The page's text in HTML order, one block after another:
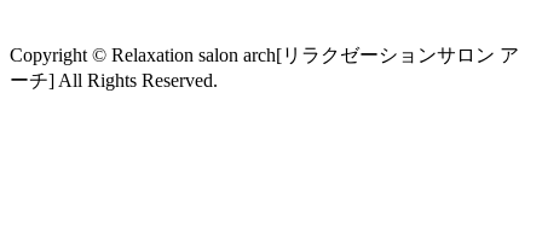
Copyright © Relaxation salon arch[リラクゼーションサロン ア
ーチ] All Rights Reserved.